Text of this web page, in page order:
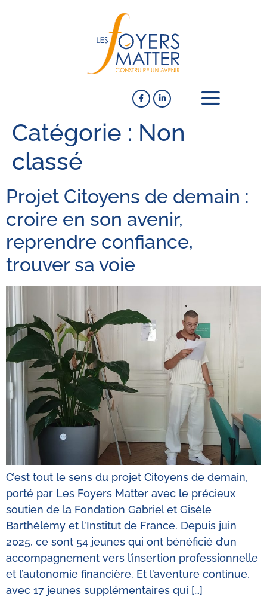
Catégorie : Non
classé
Projet Citoyens de demain :
croire en son avenir,
reprendre confiance,
trouver sa voie
C’est tout le sens du projet Citoyens de demain,
porté par Les Foyers Matter avec le précieux
soutien de la Fondation Gabriel et Gisèle
Barthélémy et l’Institut de France. Depuis juin
2025, ce sont 54 jeunes qui ont bénéficié d’un
accompagnement vers l’insertion professionnelle
et l’autonomie financière. Et l’aventure continue,
avec 17 jeunes supplémentaires qui […]